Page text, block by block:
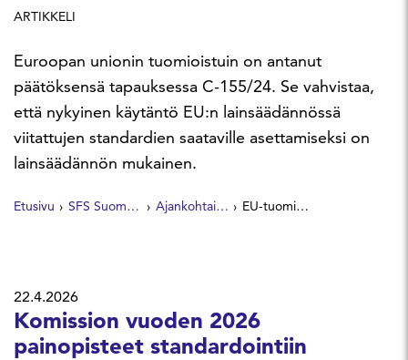
ARTIKKELI
Euroopan unionin tuomioistuin on antanut
päätöksensä tapauksessa C-155/24. Se vahvistaa,
että nykyinen käytäntö EU:n lainsäädännössä
viitattujen standardien saataville asettamiseksi on
lainsäädännön mukainen.
Etusivu SFS Suomen Standardit Ajankohtaista EU-tuomioistuin vahvistaa nykyisen käytännön, jolla harmonisoidut standardit asetetaan saataville
22.4.2026
Komission vuoden 2026
painopisteet standardointiin